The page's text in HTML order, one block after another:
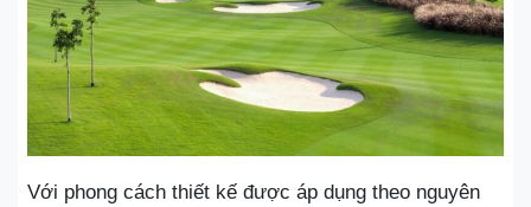
Với phong cách thiết kế được áp dụng theo nguyên